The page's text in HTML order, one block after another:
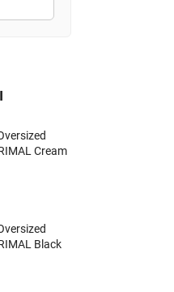
Cream
Black